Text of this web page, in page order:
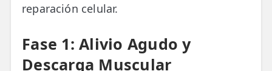
reparación celular.
Fase 1: Alivio Agudo y
Descarga Muscular